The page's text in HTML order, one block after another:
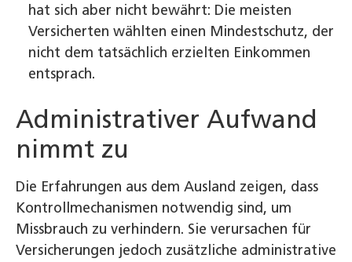
hat sich aber nicht bewährt: Die meisten
Versicherten wählten einen Mindestschutz, der
nicht dem tatsächlich erzielten Einkommen
entsprach.
Administrativer Aufwand
nimmt zu
Die Erfahrungen aus dem Ausland zeigen, dass
Kontrollmechanismen notwendig sind, um
Missbrauch zu verhindern. Sie verursachen für
Versicherungen jedoch zusätzliche administrative